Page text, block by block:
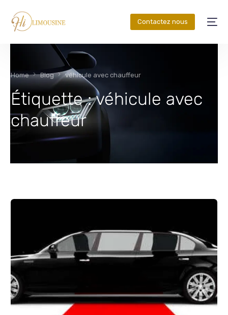
Contactez nous
Home Blog véhicule avec chauffeur
Étiquette :véhicule avec
chauffeur